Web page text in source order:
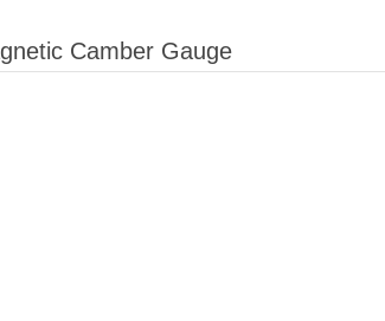
Camber Gauge